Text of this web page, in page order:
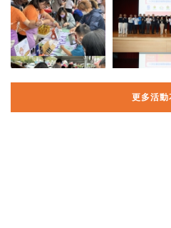
更多活動